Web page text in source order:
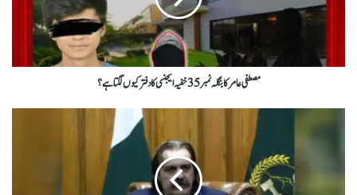
مصطفی عامر کا بنگلہ نمبر 35 خفیہ ایجنسی کا دفتر کیوں لگتا ہے؟